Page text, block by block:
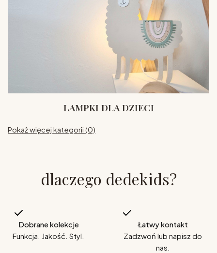
LAMPKI DLA DZIECI
Pokaż więcej kategorii (0)
dlaczego dedekids?
Dobrane kolekcje
Funkcja. Jakość. Styl.
Łatwy kontakt
Zadzwoń lub napisz do
nas.